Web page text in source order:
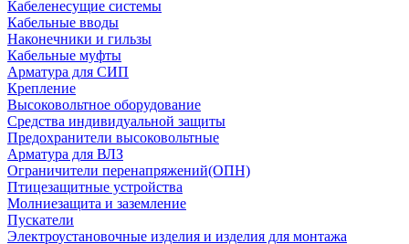
Кабеленесущие системы
Кабельные вводы
Наконечники и гильзы
Кабельные муфты
Арматура для СИП
Крепление
Высоковольтное оборудование
Средства индивидуальной защиты
Предохранители высоковольтные
Арматура для ВЛЗ
Ограничители перенапряжений(ОПН)
Птицезащитные устройства
Молниезащита и заземление
Пускатели
Электроустановочные изделия и изделия для монтажа